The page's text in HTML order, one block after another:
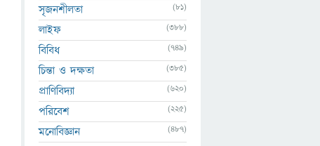
সৃজনশীলতা (81)
লাইফ (388)
বিবিধ (749)
চিন্তা ও দক্ষতা (385)
প্রাণিবিদ্যা (620)
পরিবেশ (225)
মনোবিজ্ঞান (487)